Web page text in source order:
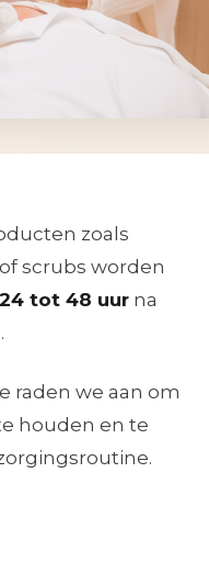
zoals
scrubs worden
24 tot 48 uur na
raden we aan om
houden en te